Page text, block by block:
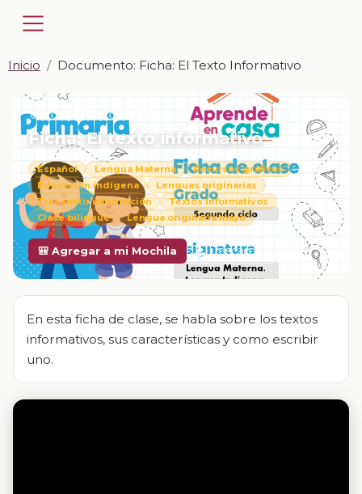
Inicio Documento: Ficha: El Texto Informativo
📎 DOCUMENTO · DOCX
Ficha: El texto informativo
Español Lengua Materna
Recursos gráficos
Educación indígena
Lenguas originarias
Transmitir información
Textos informativos
Clase bilingüe
Lengua originaria mayo
🎒 Agregar a mi Mochila Descargar
En esta ficha de clase, se habla sobre los textos
informativos, sus características y como escribir
uno.